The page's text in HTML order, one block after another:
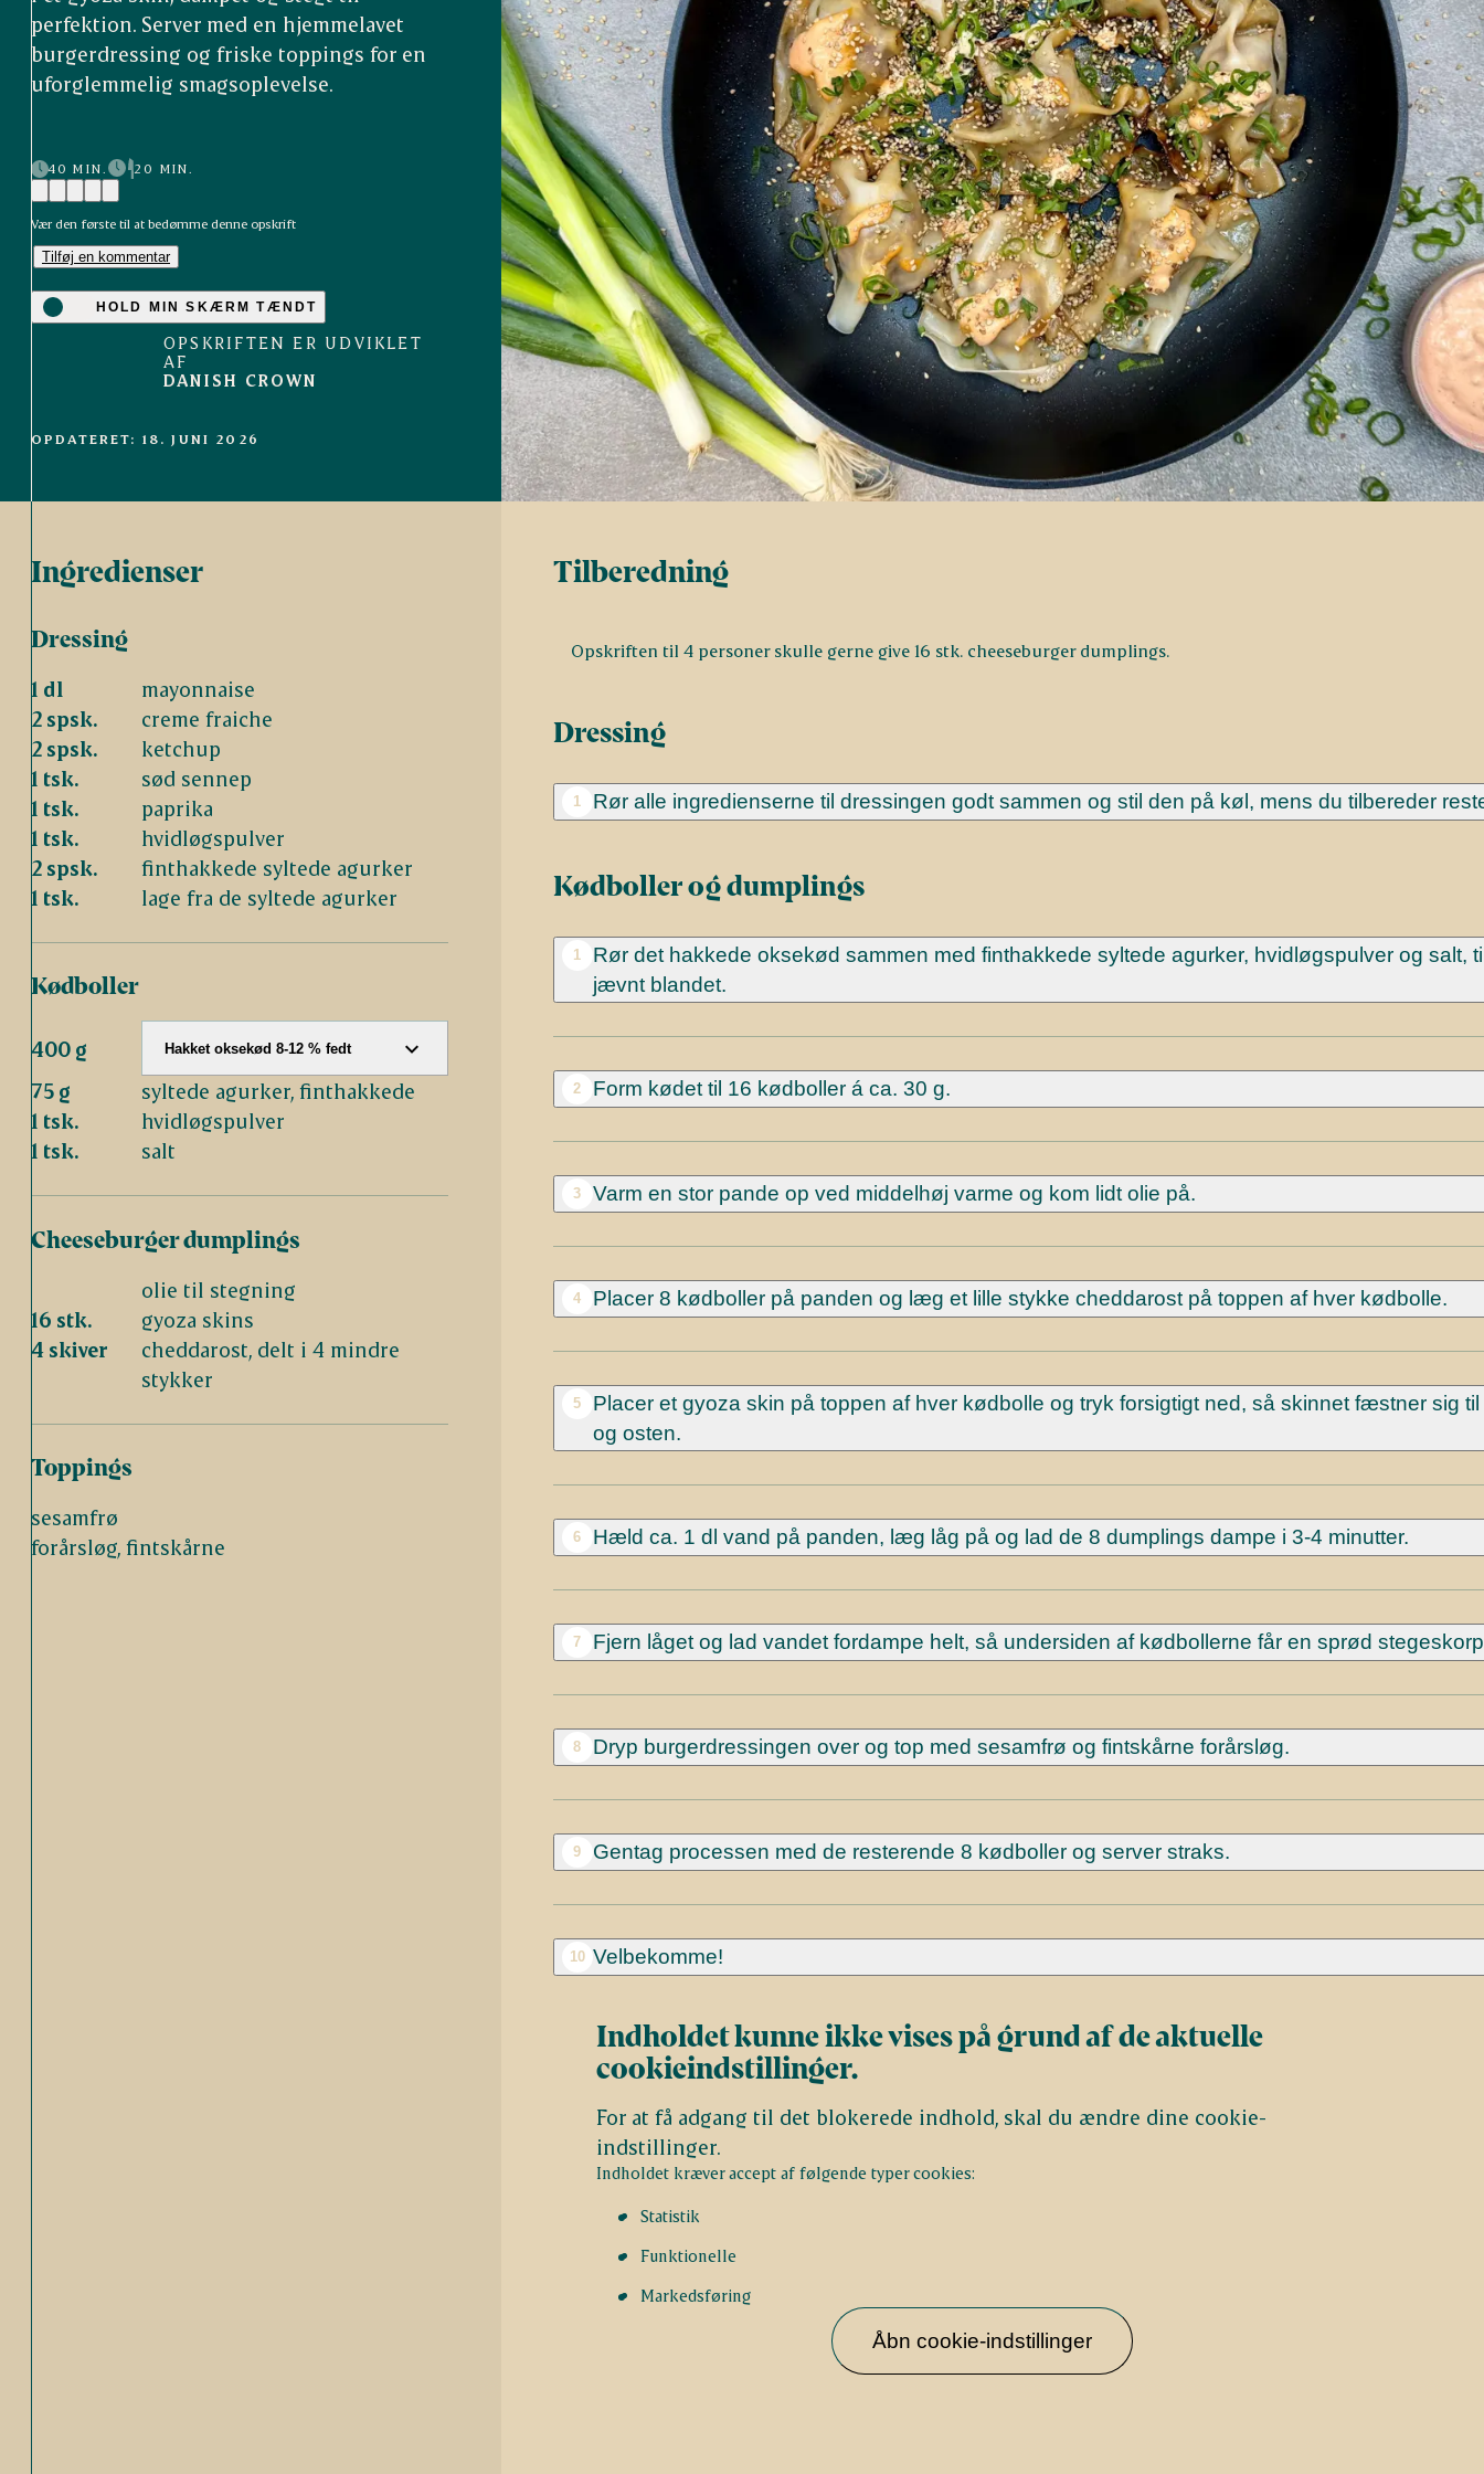
perfektion. Server med en hjemmelavet
burgerdressing og friske toppings for en
uforglemmelig smagsoplevelse.
40 MIN. 20 MIN.
Vær den første til at bedømme denne opskrift
Tilføj en kommentar
HOLD MIN SKÆRM TÆNDT
OPSKRIFTEN ER UDVIKLET
AF
DANISH CROWN
OPDATERET: 18. JUNI 2026
Ingredienser
Dressing
1 dl
mayonnaise
2 spsk.
creme fraiche
2 spsk.
ketchup
1 tsk.
sød sennep
1 tsk.
paprika
1 tsk.
hvidløgspulver
2 spsk.
finthakkede syltede agurker
1 tsk.
lage fra de syltede agurker
Kødboller
400 g Hakket oksekød 8-12 % fedt
75 g
syltede agurker, finthakkede
1 tsk.
hvidløgspulver
1 tsk.
salt
Cheeseburger dumplings
olie til stegning
16 stk.
gyoza skins
4 skiver
cheddarost, delt i 4 mindre
stykker
Toppings
sesamfrø
forårsløg, fintskårne
Tilberedning
Opskriften til 4 personer skulle gerne give 16 stk. cheeseburger dumplings.
Dressing
1 Rør alle ingredienserne til dressingen godt sammen og stil den på køl, mens du tilbereder
Kødboller og dumplings
1
Rør det hakkede oksekød sammen med finthakkede syltede agurker, hvidløgspulver og salt,
jævnt blandet.
2 Form kødet til 16 kødboller á ca. 30 g.
3 Varm en stor pande op ved middelhøj varme og kom lidt olie på.
4 Placer 8 kødboller på panden og læg et lille stykke cheddarost på toppen af hver kødbolle.
5
Placer et gyoza skin på toppen af hver kødbolle og tryk forsigtigt ned, så skinnet fæstner sig
og osten.
6 Hæld ca. 1 dl vand på panden, læg låg på og lad de 8 dumplings dampe i 3-4 minutter.
7 Fjern låget og lad vandet fordampe helt, så undersiden af kødbollerne får en sprød
8 Dryp burgerdressingen over og top med sesamfrø og fintskårne forårsløg.
9 Gentag processen med de resterende 8 kødboller og server straks.
10 Velbekomme!
Indholdet kunne ikke vises på grund af de aktuelle
cookieindstillinger.
For at få adgang til det blokerede indhold, skal du ændre dine cookie-
indstillinger.
Indholdet kræver accept af følgende typer cookies:
Statistik
Funktionelle
Markedsføring
Åbn cookie-indstillinger